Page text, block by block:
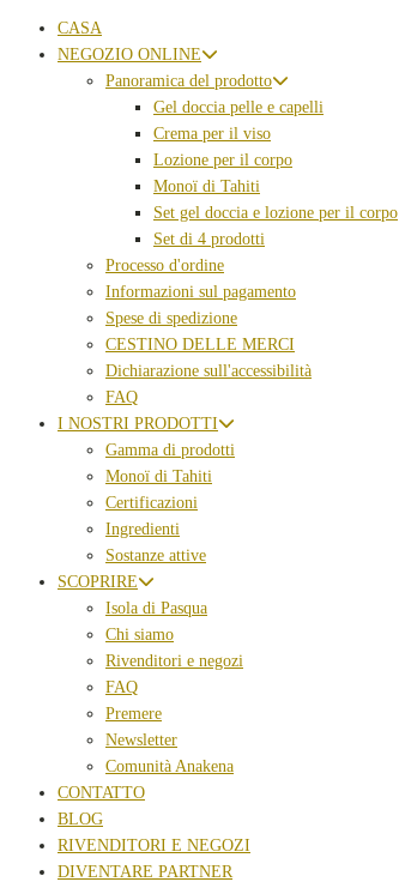
CASA
NEGOZIO ONLINE
Panoramica del prodotto
Gel doccia pelle e capelli
Crema per il viso
Lozione per il corpo
Monoï di Tahiti
Set gel doccia e lozione per il corpo
Set di 4 prodotti
Processo d'ordine
Informazioni sul pagamento
Spese di spedizione
CESTINO DELLE MERCI
Dichiarazione sull'accessibilità
FAQ
I NOSTRI PRODOTTI
Gamma di prodotti
Monoï di Tahiti
Certificazioni
Ingredienti
Sostanze attive
SCOPRIRE
Isola di Pasqua
Chi siamo
Rivenditori e negozi
FAQ
Premere
Newsletter
Comunità Anakena
CONTATTO
BLOG
RIVENDITORI E NEGOZI
DIVENTARE PARTNER